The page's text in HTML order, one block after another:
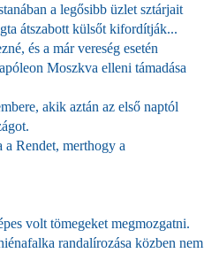
a legősibb üzlet sztárjait
átszabott külsőt kifordítják...
és a már vereség esetén
Moszkva elleni támadása
akik aztán az első naptól
a Rendet, merthogy a
volt tömegeket megmozgatni.
randalírozása közben nem